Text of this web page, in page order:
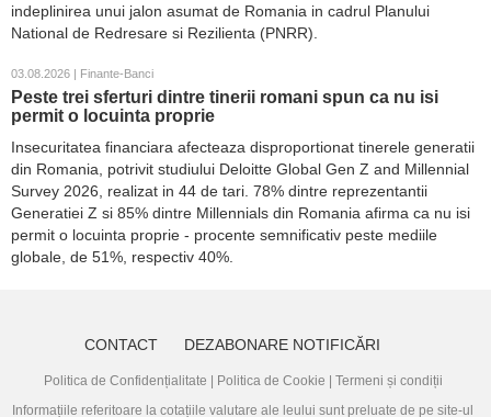
indeplinirea unui jalon asumat de Romania in cadrul Planului
National de Redresare si Rezilienta (PNRR).
03.08.2026 | Finante-Banci
Peste trei sferturi dintre tinerii romani spun ca nu isi
permit o locuinta proprie
Insecuritatea financiara afecteaza disproportionat tinerele generatii
din Romania, potrivit studiului Deloitte Global Gen Z and Millennial
Survey 2026, realizat in 44 de tari. 78% dintre reprezentantii
Generatiei Z si 85% dintre Millennials din Romania afirma ca nu isi
permit o locuinta proprie - procente semnificativ peste mediile
globale, de 51%, respectiv 40%.
CONTACT DEZABONARE NOTIFICĂRI
Politica de Confidențialitate Politica de Cookie
Termeni și condiții
Informațiile referitoare la cotațiile valutare ale leului sunt preluate de pe site-ul